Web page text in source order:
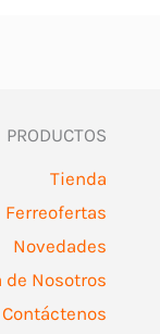
PRODUCTOS
Tienda
Ferreofertas
Novedades
de Nosotros
Contáctenos